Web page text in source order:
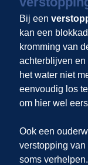
Bij een
kan een
kromming van
achterblijven
het water niet
eenvoudig los
om hier wel
Ook een
verstopping
soms